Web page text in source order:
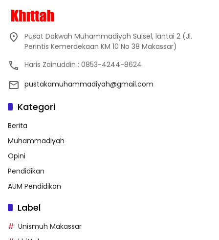
Pusat Dakwah Muhammadiyah Sulsel, lantai 2 (Jl.
Perintis Kemerdekaan KM 10 No 38 Makassar)
Haris Zainuddin : 0853-4244-8624
pustakamuhammadiyah@gmail.com
Kategori
Berita
Muhammadiyah
Opini
Pendidikan
AUM Pendidikan
Label
Unismuh Makassar